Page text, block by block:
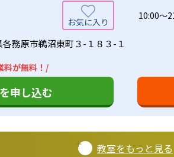
10:00〜
各務原市鵜沼東町３-１８３-１
料が無料！/
を申し込む
教室をもっと見る